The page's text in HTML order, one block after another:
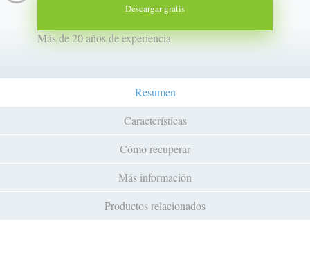
Descargar gratis
Más de 20 años de experiencia
Resumen
Características
Cómo recuperar
Más información
Productos relacionados